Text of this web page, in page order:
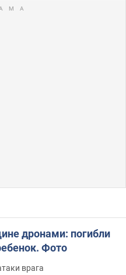
дронами: погибли
Фото
врага